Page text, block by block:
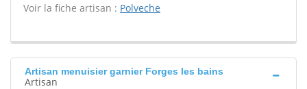
Voir la fiche artisan : Polveche
Artisan menuisier garnier Forges les bains
Artisan